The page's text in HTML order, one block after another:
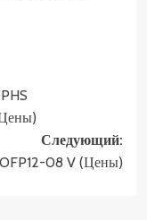
Следующий:
08 V (Цены)